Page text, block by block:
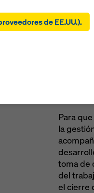
Lo
Para
la
toma de
del
el cierre
los proveedores de
cookies. Al hacer clic en
a las cookies que ha
Si la configuración
transfieren datos a
en virtud del
del artículo 46 del
existir el riesgo de
fines de control y
esto. Puede rechazar
clic en «Rechazar» o
clic en configuración de
las casillas de
consentimiento en
haciendo clic en
de EE.UU.).